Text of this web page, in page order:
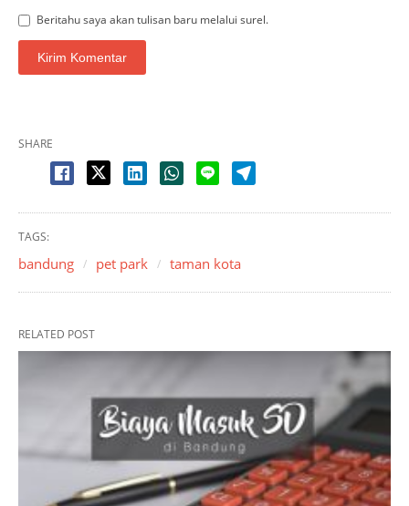
Beritahu saya akan tulisan baru melalui surel.
SHARE
TAGS:
bandung pet park taman kota
RELATED POST